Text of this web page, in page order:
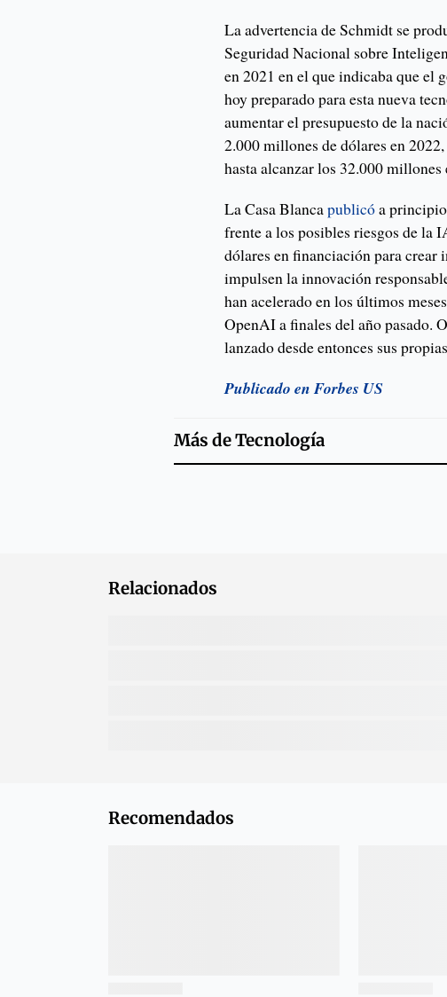
La advertencia de Schmidt se
Seguridad Nacional sobre
en 2021 en el que indicaba que el
hoy preparado para esta nueva
aumentar el presupuesto de la
2.000 millones de dólares en
hasta alcanzar los 32.000 millones
La Casa Blancapublicóa
frente a los posibles riesgos de la
dólares en financiación para crear
impulsen la innovación
han acelerado en los últimos
OpenAI a finales del año pasado.
lanzado desde entonces sus
Publicado en Forbes US
Más deTecnología
Relacionados
Recomendados